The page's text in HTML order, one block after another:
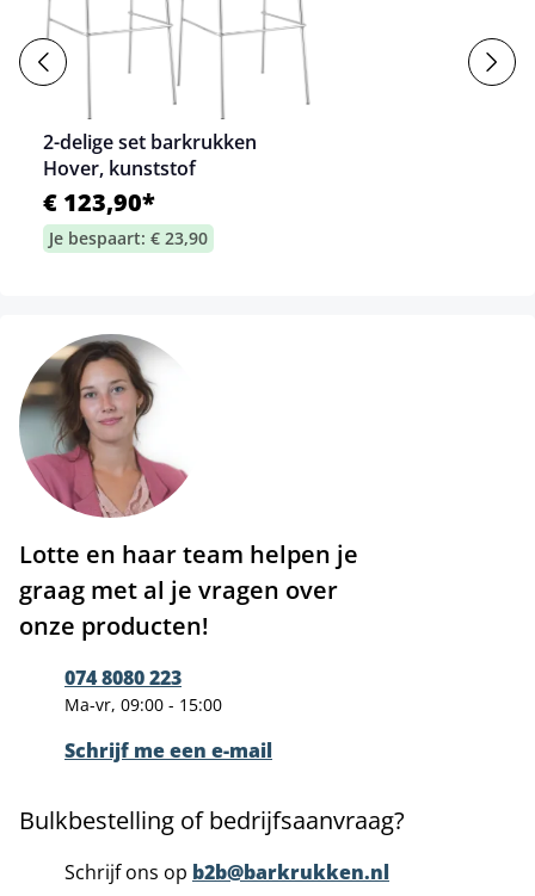
2-delige set barkrukken
Hover, kunststof
€ 123,90*
Je bespaart: € 23,90
Lotte en haar team helpen je
graag met al je vragen over
onze producten!
074 8080 223
Ma-vr, 09:00 - 15:00
Schrijf me een e-mail
Bulkbestelling of bedrijfsaanvraag?
Schrijf ons op b2b@barkrukken.nl